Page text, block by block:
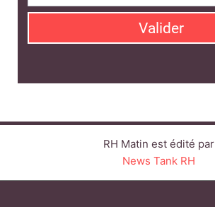
Valider
RH Matin est édité par
News Tank RH